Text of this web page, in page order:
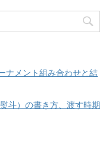
ナメント組み合わせと結
斗）の書き方、渡す時期